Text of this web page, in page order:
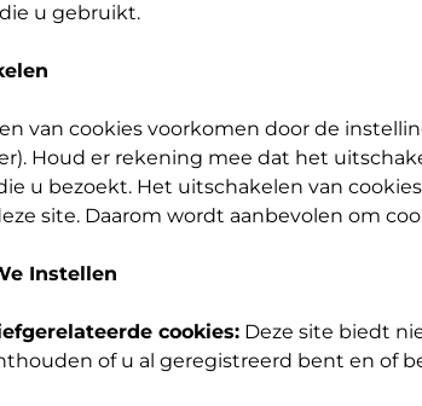
u gebruikt.
van cookies voorkomen door de
Houd er rekening mee dat het
u bezoekt. Het uitschakelen van
site. Daarom wordt aanbevolen om
Instellen
cookies: Deze site biedt
of u al geregistreerd bent en of